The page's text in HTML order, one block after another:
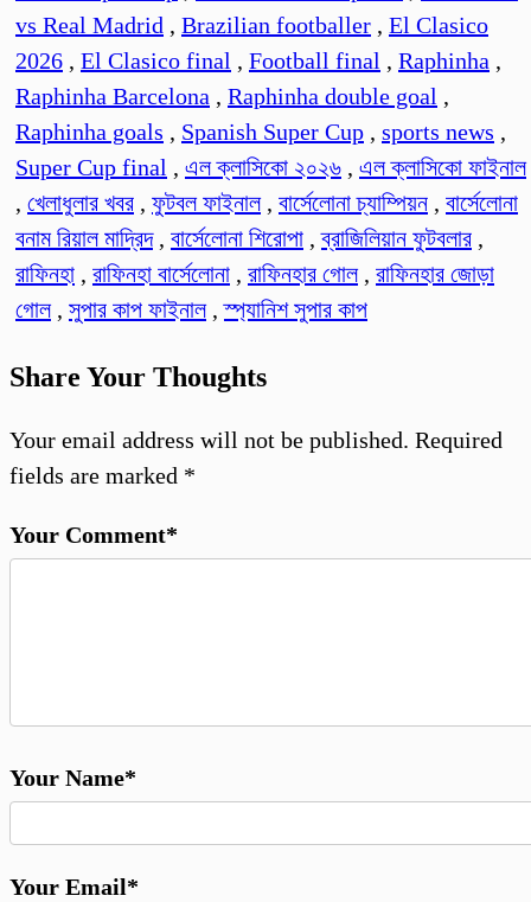
vs Real Madrid , Brazilian footballer , El Clasico
2026 , El Clasico final , Football final , Raphinha ,
Raphinha Barcelona , Raphinha double goal ,
Raphinha goals , Spanish Super Cup , sports news ,
Super Cup final , এল ক্লাসিকো ২০২৬ , এল ক্লাসিকো ফাইনাল
, খেলাধুলার খবর , ফুটবল ফাইনাল, বার্সেলোনা চ্যাম্পিয়ন , বার্সেলোনা
বনাম রিয়াল মাদ্রিদ, বার্সেলোনা শিরোপা ,ব্রাজিলিয়ান ফুটবলার ,
রাফিনহা , রাফিনহা বার্সেলোনা , রাফিনহার গোল, রাফিনহার জোড়া
গোল, সুপার কাপ ফাইনাল,স্প্যানিশ সুপার কাপ
Share Your Thoughts
Your email address will not be published. Required
fields are marked *
Your Comment*
Your Name*
Your Email*